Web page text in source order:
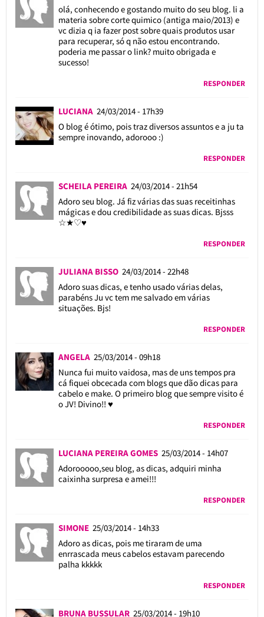
olá, conhecendo e gostando muito do seu blog. li a
materia sobre corte quimico (antiga maio/2013) e
vc dizia q ia fazer post sobre quais produtos usar
para recuperar, só q não estou encontrando.
poderia me passar o link? muito obrigada e
sucesso!
RESPONDER
LUCIANA 24/03/2014 - 17h39
O blog é ótimo, pois traz diversos assuntos e a ju ta
sempre inovando, adorooo :)
RESPONDER
SCHEILA PEREIRA 24/03/2014 - 21h54
Adoro seu blog. Já fiz várias das suas receitinhas
mágicas e dou credibilidade as suas dicas. Bjsss
☆★♡♥
RESPONDER
JULIANA BISSO 24/03/2014 - 22h48
Adoro suas dicas, e tenho usado várias delas,
parabéns Ju vc tem me salvado em várias
situações. Bjs!
RESPONDER
ANGELA 25/03/2014 - 09h18
Nunca fui muito vaidosa, mas de uns tempos pra
cá fiquei obcecada com blogs que dão dicas para
cabelo e make. O primeiro blog que sempre visito é
o JV! Divino!! ♥
RESPONDER
LUCIANA PEREIRA GOMES 25/03/2014 - 14h07
Adorooooo,seu blog, as dicas, adquiri minha
caixinha surpresa e amei!!!
RESPONDER
SIMONE 25/03/2014 - 14h33
Adoro as dicas, pois me tiraram de uma
enrrascada meus cabelos estavam parecendo
palha kkkkk
RESPONDER
BRUNA BUSSULAR 25/03/2014 - 19h10